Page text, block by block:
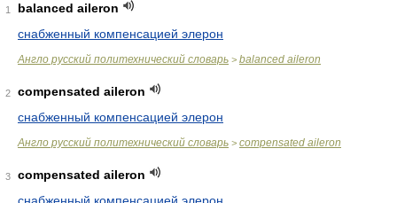
1
balanced aileron
снабженный компенсацией элерон
Англо русский политехнический словарь > balanced aileron
2
compensated aileron
снабженный компенсацией элерон
Англо русский политехнический словарь > compensated aileron
3
compensated aileron